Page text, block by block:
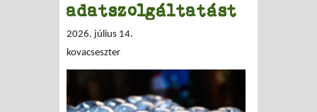
adatszolgáltatást
2026. július 14.
kovacseszter